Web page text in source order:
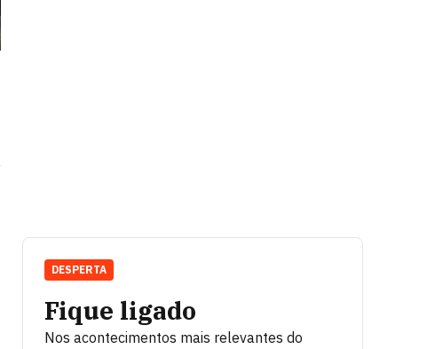
Fique ligado
Nos acontecimentos mais relevantes do
DESPERTA